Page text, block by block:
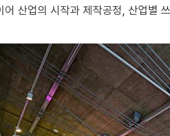
어 산업의 시작과 제작공정, 산업별